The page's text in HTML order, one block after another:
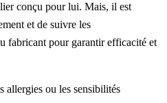
conçu pour lui. Mais, il est
et de suivre les
fabricant pour garantir efficacité et
allergies ou les sensibilités